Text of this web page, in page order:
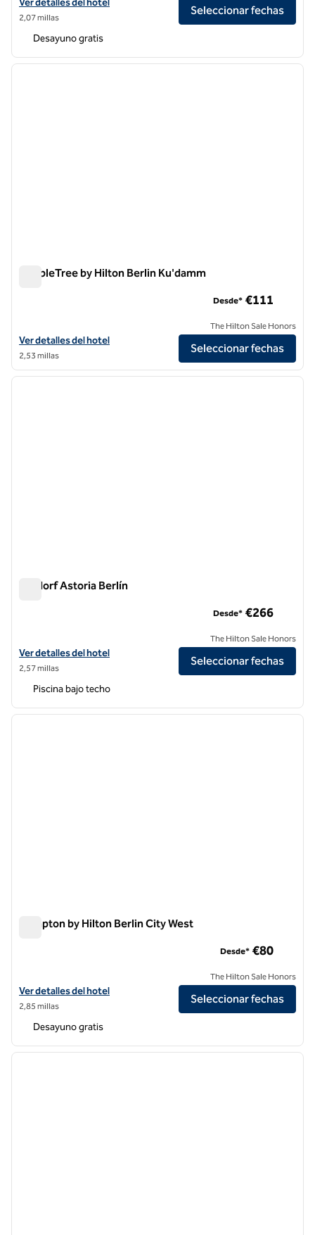
Ver detalles del hotel
2,07 millas
Seleccionar fechas
Desayuno gratis
1 de 12
DoubleTree by Hilton Berlin Ku'damm
Ver detalles del hotel DoubleTree by Hilton Berlin Ku'damm
Ver detalles del hotel
2,53 millas
Desde* €111
The Hilton Sale Honors
Seleccionar fechas
1/12
1 de 12
Waldorf Astoria Berlín
Ver detalles del hotel Waldorf Astoria Berlin
Ver detalles del hotel
2,57 millas
Desde* €266
The Hilton Sale Honors
Seleccionar fechas
Piscina bajo techo
1 de 12
Hampton by Hilton Berlin City West
Ver detalles del hotel Hampton by Hilton Berlin City West
Ver detalles del hotel
2,85 millas
Desde* €80
The Hilton Sale Honors
Seleccionar fechas
Desayuno gratis
1 de 13